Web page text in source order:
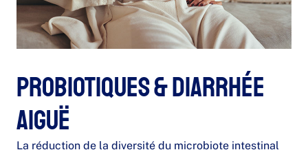
Probiotiques & diarrhée
aiguë
La réduction de la diversité du microbiote intestinal